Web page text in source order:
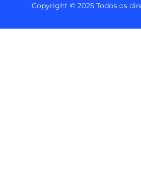
Copyright © 2025 Todos os